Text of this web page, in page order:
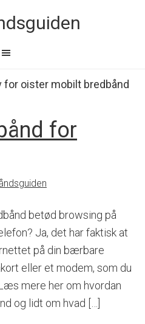
for oister mobilt bredbånd
for
betød browsing på
Ja, det har faktisk at
på din bærbare
eller et modem, som du
mere her om hvordan
og lidt om hvad […]